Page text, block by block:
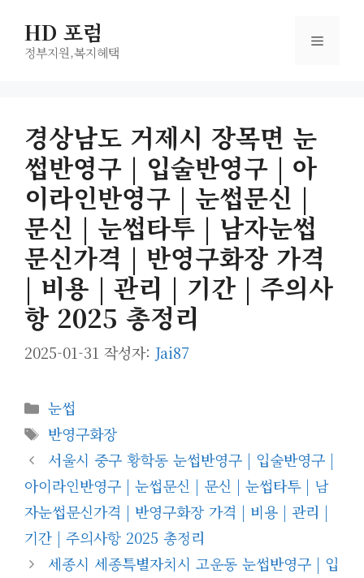
HD 포럼
정부지원,복지헤택
메
경상남도 거제시 장목면 눈
썹반영구 | 입술반영구 | 아
이라인반영구 | 눈썹문신 |
문신 | 눈썹타투 | 남자눈썹
문신가격 | 반영구화장 가격
| 비용 | 관리 | 기간 | 주의사
항 2025 총정리
2025-01-31 작성자: Jai87
카
테
고
리
눈썹
태
그
반영구화장
서울시 중구 황학동 눈썹반영구 | 입술반영구 |
아이라인반영구 | 눈썹문신 | 문신 | 눈썹타투 | 남
자눈썹문신가격 | 반영구화장 가격 | 비용 | 관리 |
기간 | 주의사항 2025 총정리
세종시 세종특별자치시 고운동 눈썹반영구 | 입